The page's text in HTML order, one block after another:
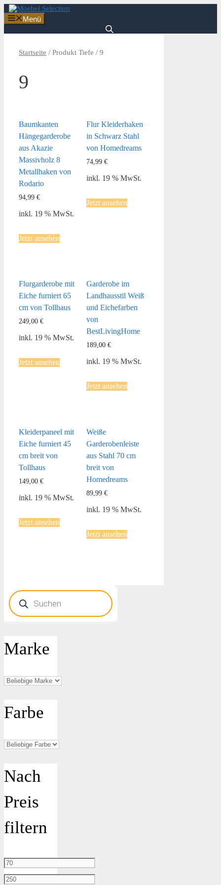
Zum
Inhalt
springen
Menü
Startseite / Produkt Tiefe / 9
9
Baumkanten
Hängegarderobe
aus Akazie
Massivholz 8
Metallhaken von
Rodario
94,99 €
inkl. 19 % MwSt.
Jetzt ansehen
Flur Kleiderhaken
in Schwarz Stahl
von Homedreams
74,99€
inkl. 19 % MwSt.
Jetzt ansehen
Flurgarderobe mit
Eiche furniert 65
cm von Tollhaus
249,00 €
inkl. 19 % MwSt.
Jetzt ansehen
Garderobe im
Landhausstil Weiß
und Eichefarben
von
BestLivingHome
189,00€
inkl. 19 % MwSt.
Jetzt ansehen
Kleiderpaneel mit
Eiche furniert 45
cm breit von
Tollhaus
149,00 €
inkl. 19 % MwSt.
Jetzt ansehen
Weiße
Garderobenleiste
aus Stahl 70 cm
breit von
Homedreams
89,99€
inkl. 19 % MwSt.
Jetzt ansehen
Products
search
Marke
Farbe
Nach
Preis
filtern
Min.
Preis
Max.